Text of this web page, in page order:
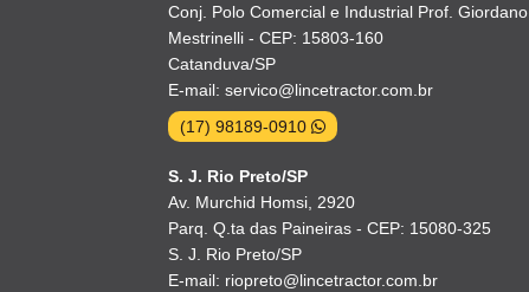
Conj. Polo Comercial e Industrial Prof. Giordano
Mestrinelli - CEP: 15803-160
Catanduva/SP
E-mail: servico@lincetractor.com.br
(17) 98189-0910
S. J. Rio Preto/SP
Av. Murchid Homsi, 2920
Parq. Q.ta das Paineiras - CEP: 15080-325
S. J. Rio Preto/SP
E-mail: riopreto@lincetractor.com.br